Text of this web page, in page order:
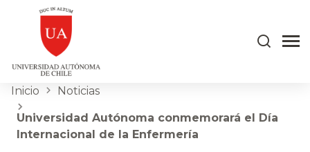
Inicio Noticias
Universidad Autónoma conmemorará el Día
Internacional de la Enfermería